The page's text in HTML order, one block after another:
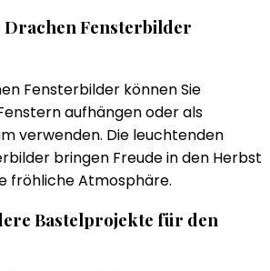
Drachen Fensterbilder
Fensterbilder können Sie
aufhängen oder als
verwenden. Die leuchtenden
bringen Freude in den Herbst
fröhliche Atmosphäre.
Bastelprojekte für den